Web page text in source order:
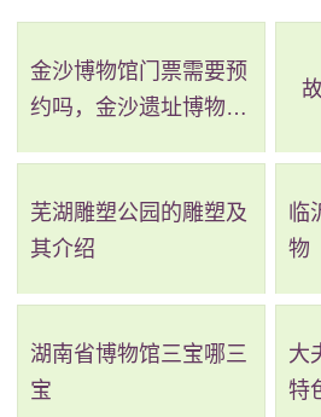
后，就可以到达公园的游览区，可
赏湖光山色；穿过游览区后，就达
乐园、游乐场等，可以在这里体验
尖山湖公园位于长沙的错树破，整
及观赏林等几部分，公园不大，游
锻炼身体，在爬上的过程中也可以
相比之下，小编还是更加推荐
玩，尤其是家里有孩子的话，一定
仰一下先辈，让他们时刻铭记历史的
金沙博物馆门票需要预
约吗，金沙遗址博物馆
芜湖雕塑公园的雕塑及
其介绍
临
物
湖南省博物馆三宝哪三
宝
大
特